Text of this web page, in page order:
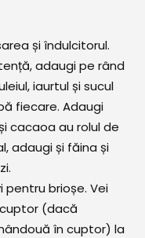
și îndulcitorul.
adaugi pe rând
iaurtul și sucul
fiecare. Adaugi
cacaoa au rolul de
adaugi și făina și
pentru brioșe. Vei
cuptor (dacă
în cuptor) la